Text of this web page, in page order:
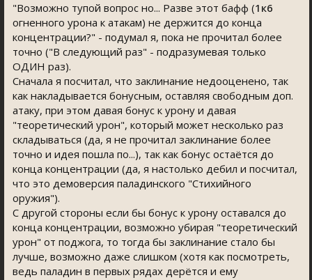
"Возможно тупой вопрос но... Разве этот бафф (1к6
огненного урона к атакам) не держится до конца
концентрации?" - подумал я, пока не прочитал более
точно ("В следующий раз" - подразумевая только
ОДИН раз).
Сначала я посчитал, что заклинание недооценено, так
как накладывается бонусным, оставляя свободным доп.
атаку, при этом давая бонус к урону и давая
"теоретический урон", который может несколько раз
складываться (да, я не прочитал заклинание более
точно и идея пошла по...), так как бонус остаётся до
конца концентрации (да, я настолько дебил и посчитал,
что это демоверсия паладинского "Стихийного
оружия").
С другой стороны если бы бонус к урону оставался до
конца концентрации, возможно убирая "теоретический
урон" от поджога, то тогда бы заклинание стало бы
лучше, возможно даже слишком (хотя как посмотреть,
ведь паладин в первых рядах дерётся и ему